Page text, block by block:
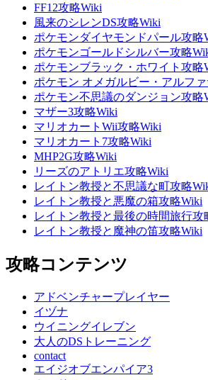
FF12攻略Wiki
風来のシレンDS攻略Wiki
ポケモンダイヤモンドパール攻略
ポケモンゴールドシルバー攻略
ポケモンブラック・ホワイト攻略
ポケモン オメガルビー・アルフ
ポケモン不思議のダンジョン攻略
マザー3攻略Wiki
マリオカートWii攻略Wiki
マリオカート7攻略Wiki
MHP2G攻略Wiki
リーズのアトリエ攻略Wiki
レイトン教授と不思議な町攻略
レイトン教授と悪魔の箱攻略Wiki
レイトン教授と最後の時間旅行攻
レイトン教授と魔神の笛攻略Wiki
攻略コンテンツ
アドベンチャープレイヤー
イヅナ
ウイニングイレブン
大人のDSトレーニング
contact
エイジオブエンパイア3